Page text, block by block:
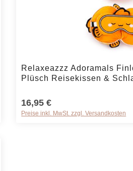
ein oder benutze
Produkt Anzahl: Gib
Relaxeazzz Adoramals
Plüsch Reisekissen &
16,95 €
Preise inkl. MwSt. zzgl. Versandkosten